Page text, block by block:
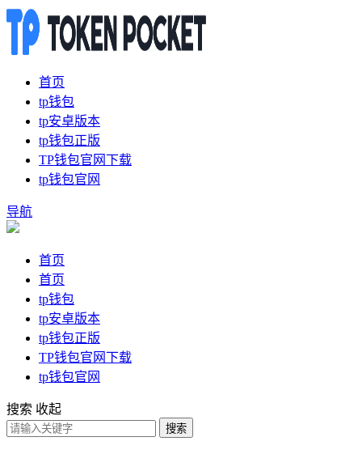
首页
tp钱包
tp安卓版本
tp钱包正版
TP钱包官网下载
tp钱包官网
导航
首页
首页
tp钱包
tp安卓版本
tp钱包正版
TP钱包官网下载
tp钱包官网
搜索 收起
搜索